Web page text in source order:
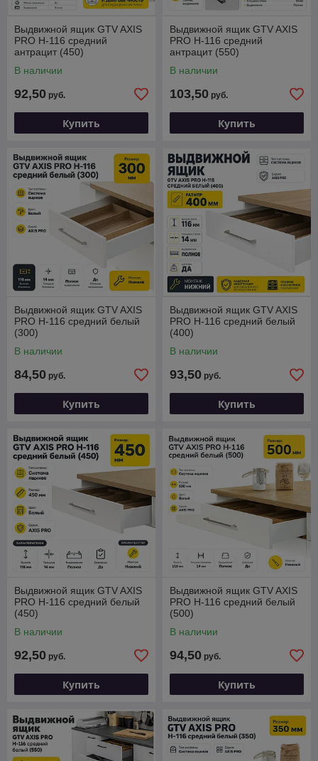
Выдвижной ящик GTV AXIS
PRO H-116 средний
антрацит (450)
В наличии
92,50 руб.
Купить
Выдвижной ящик GTV AXIS
PRO H-116 средний
антрацит (550)
В наличии
103,50 руб.
Купить
Выдвижной ящик GTV AXIS
PRO H-116 средний белый
(300)
В наличии
84,50 руб.
Купить
Выдвижной ящик GTV AXIS
PRO H-116 средний белый
(400)
В наличии
93,50 руб.
Купить
Выдвижной ящик GTV AXIS
PRO H-116 средний белый
(450)
В наличии
92,50 руб.
Купить
Выдвижной ящик GTV AXIS
PRO H-116 средний белый
(500)
В наличии
94,50 руб.
Купить